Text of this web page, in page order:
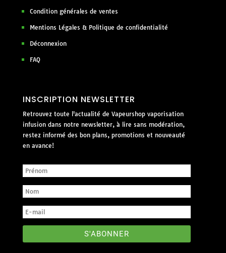
Condition générales de ventes
Mentions Légales & Politique de confidentialité
Déconnexion
FAQ
INSCRIPTION NEWSLETTER
Retrouvez toute l'actualité de Vapeurshop vaporisation
infusion dans notre newsletter, à lire sans modération,
restez informé des bon plans, promotions et nouveauté
en avance!
S'ABONNER